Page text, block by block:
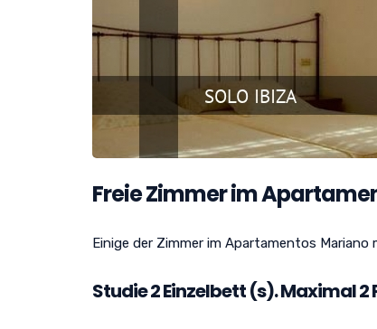
Freie Zimmer im
Einige der Zimmer im Apartamentos
Studie2Einzelbett (s). Maximal 2